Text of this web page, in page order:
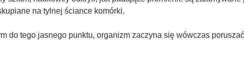
na tylnej ściance komórki.
do tego jasnego punktu, organizm zaczyna się wówczas